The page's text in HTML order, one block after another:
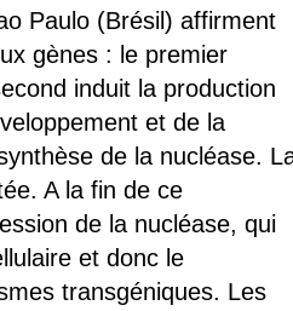
Paulo (Brésil) affirment
gènes : le premier
induit la production
et de la
de la nucléase.
A la fin de ce
de la nucléase, qui
et donc le
transgéniques. Les